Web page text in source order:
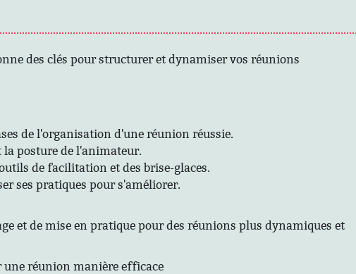
des clés pour structurer et dynamiser vos réunions
de l'organisation d'une réunion réussie.
la posture de l'animateur.
de facilitation et des brise-glaces.
ses pratiques pour s'améliorer.
et de mise en pratique pour des réunions plus dynamiques et
une réunion manière efficace